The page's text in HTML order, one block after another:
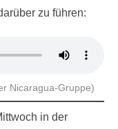
zu führen:
Nicaragua-Gruppe)
in der